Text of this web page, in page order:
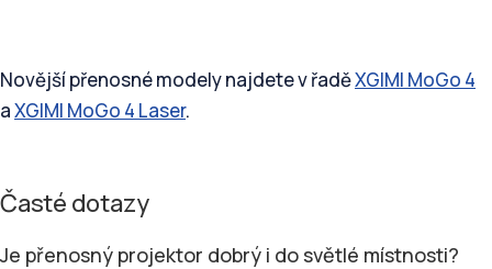
Novější přenosné modely najdete v řaděXGIMI MoGo 4
aXGIMI MoGo 4 Laser.
Časté dotazy
Je přenosný projektor dobrý i do světlé místnosti?